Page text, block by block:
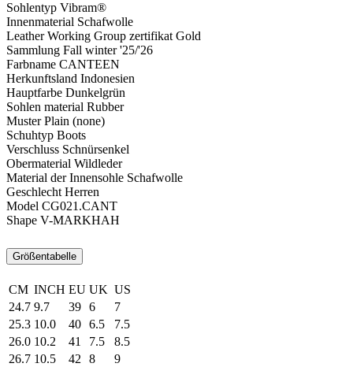
Sohlentyp Vibram®
Innenmaterial Schafwolle
Leather Working Group zertifikatGold
Sammlung Fall winter '25/'26
Farbname CANTEEN
Herkunftsland Indonesien
Hauptfarbe Dunkelgrün
Sohlen material Rubber
MusterPlain (none)
Schuhtyp Boots
Verschluss Schnürsenkel
Obermaterial Wildleder
Material der Innensohle Schafwolle
GeschlechtHerren
Model CG021.CANT
Shape V-MARKHAH
Größentabelle
CM INCH EU UK US
24.7 9.7 39 6
7
25.3 10.0 40 6.5
7.5
26.0 10.2 41 7.5
8.5
26.7 10.5 42 8
9